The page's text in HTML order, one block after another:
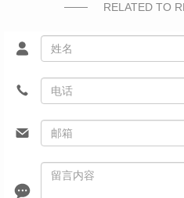
RELATED TO